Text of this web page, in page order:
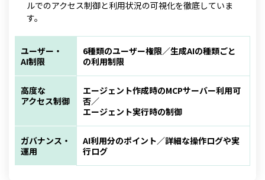
ルでのアクセス制御と利用状況の可視化を徹底していま
す。
ユーザー・
AI制限
6種類のユーザー権限／生成AIの種類ごと
の利用制限
高度な
アクセス制御
エージェント作成時のMCPサーバー利用可
否／
エージェント実行時の制御
ガバナンス・
運用
AI利用分のポイント／詳細な操作ログや実
行ログ